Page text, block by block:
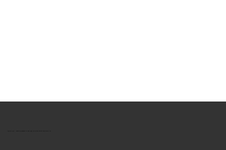
КУШТУТ - ОБОРУДОВАНИЕ ДЛЯ САЛОНОВ КРАСОТЫ